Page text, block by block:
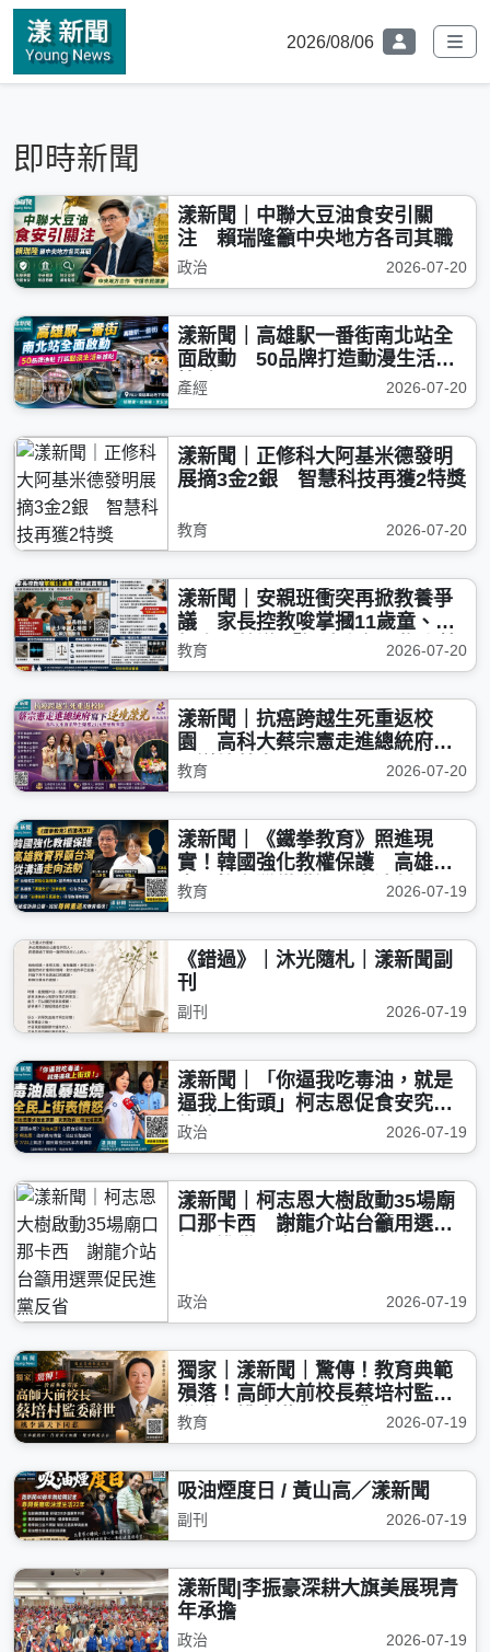
2026/08/06
即時新聞
漾新聞｜中聯大豆油食安引關
注 賴瑞隆籲中央地方各司其職
政治 2026-07-20
漾新聞｜高雄駅一番街南北站全
面啟動 50品牌打造動漫生活新
據點
產經 2026-07-20
漾新聞｜正修科大阿基米德發明
展摘3金2銀 智慧科技再獲2特獎
教育 2026-07-20
漾新聞｜安親班衝突再掀教養爭
議 家長控教唆掌摑11歲童、教
師處置惹議 「觸法少年」搬上檯
面？
教育 2026-07-20
漾新聞｜抗癌跨越生死重返校
園 高科大蔡宗憲走進總統府寫
下逆境榮光
教育 2026-07-20
漾新聞｜《鐵拳教育》照進現
實！韓國強化教權保護 高雄教
育界籲台灣從溝通走向法制
教育 2026-07-19
《錯過》｜沐光隨札｜漾新聞副
刊
副刊 2026-07-19
漾新聞｜「你逼我吃毒油，就是
逼我上街頭」柯志恩促食安究責
修法
政治 2026-07-19
漾新聞｜柯志恩大樹啟動35場廟
口那卡西 謝龍介站台籲用選票
政治 2026-07-19
獨家｜漾新聞｜驚傳！教育典範
殞落！高師大前校長蔡培村監委
辭世 桃李滿天下同悲
教育 2026-07-19
吸油煙度日 / 黃山高／漾新聞
副刊 2026-07-19
漾新聞|李振豪深耕大旗美展現青
年承擔
政治 2026-07-19